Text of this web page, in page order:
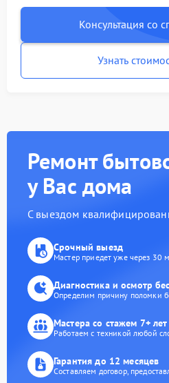
Консультация со
Узнать
Ремонт
у Вас дома
С выездом
Срочный выезд
Мастер приедет уже через 30
Диагностика и осмотр
Определим причину поломки
Мастера со стажем 7+ лет
Работаем с техникой любой
Гарантия до 12 месяцев
Составляем договор,